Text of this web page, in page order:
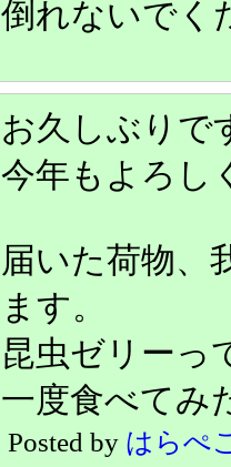
倒れないでく
お久しぶりで
今年もよろし
届いた荷物、
ます。
昆虫ゼリーっ
一度食べて
Posted by はらぺ